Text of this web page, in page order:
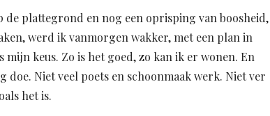
de plattegrond en nog een oprisping van boosheid,
werd ik vanmorgen wakker, met een plan in
keus. Zo is het goed, zo kan ik er wonen. En
doe. Niet veel poets en schoonmaak werk. Niet ver
het is.